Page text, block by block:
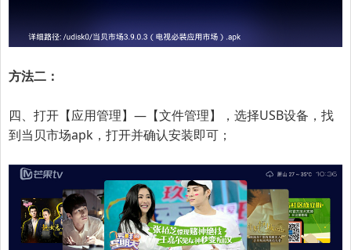
方法二：
四、打开【应用管理】—【文件管理】，选择USB设备，找
到当贝市场apk，打开并确认安装即可；